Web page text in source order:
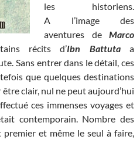
les historiens.
A l’image des
aventures de Marco
récits d’Ibn Battutaa
Sans entrer dans le détail, ces
que quelques destinations
clair, nul ne peut aujourd’hui
ces immenses voyages et
contemporain. Nombre des
et même le seul à faire,